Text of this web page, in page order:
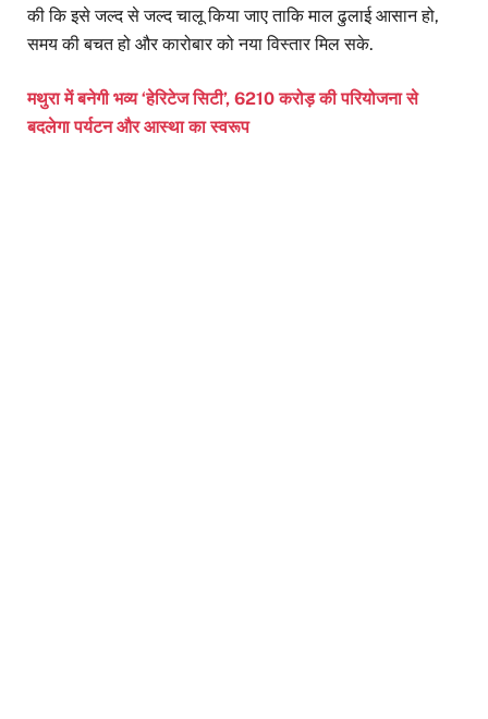
की कि इसे जल्द से जल्द चालू किया जाए ताकि माल ढुलाई आसान हो,
समय की बचत हो और कारोबार को नया विस्तार मिल सके.
मथुरा में बनेगी भव्य ‘हेरिटेज सिटी’, 6210 करोड़ की परियोजना से
बदलेगा पर्यटन और आस्था का स्वरूप